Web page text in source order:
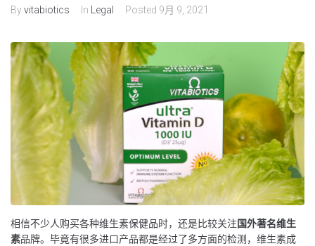
Byvitabiotics In Legal Posted 9月 9, 2021
相信不少人购买各种维生素保健品时，还是比较关注国外著名维生
素品牌。毕竟有很多进口产品都是经过了多方面的检测，维生素成